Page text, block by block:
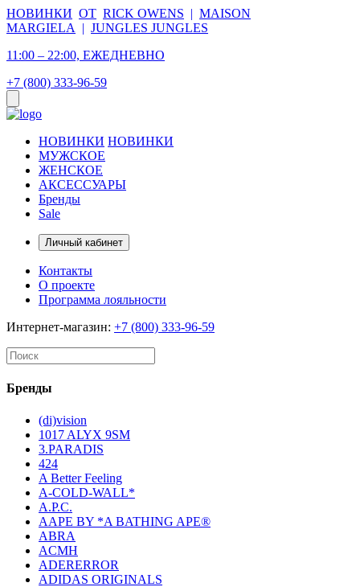
НОВИНКИ ОТ RICK OWENS | MAISON
MARGIELA
| JUNGLES JUNGLES
11:00 – 22:00, ЕЖЕДНЕВНО
+7 (800) 333-96-59
НОВИНКИ НОВИНКИ
МУЖСКОЕ
ЖЕНСКОЕ
АКСЕССУАРЫ
Бренды
Sale
Личный кабинет
Контакты
О проекте
Программа лояльности
Интернет-магазин: +7 (800) 333-96-59
Бренды
(di)vision
1017 ALYX 9SM
3.PARADIS
424
A Better Feeling
A-COLD-WALL*
A.P.C.
AAPE BY *A BATHING APE®
ABRA
ACMH
ADERERROR
ADIDAS ORIGINALS